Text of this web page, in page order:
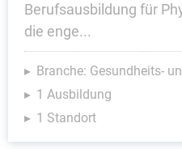
Berufsausbildung für
die enge...
Branche: Gesundheits-
1 Ausbildung
1 Standort